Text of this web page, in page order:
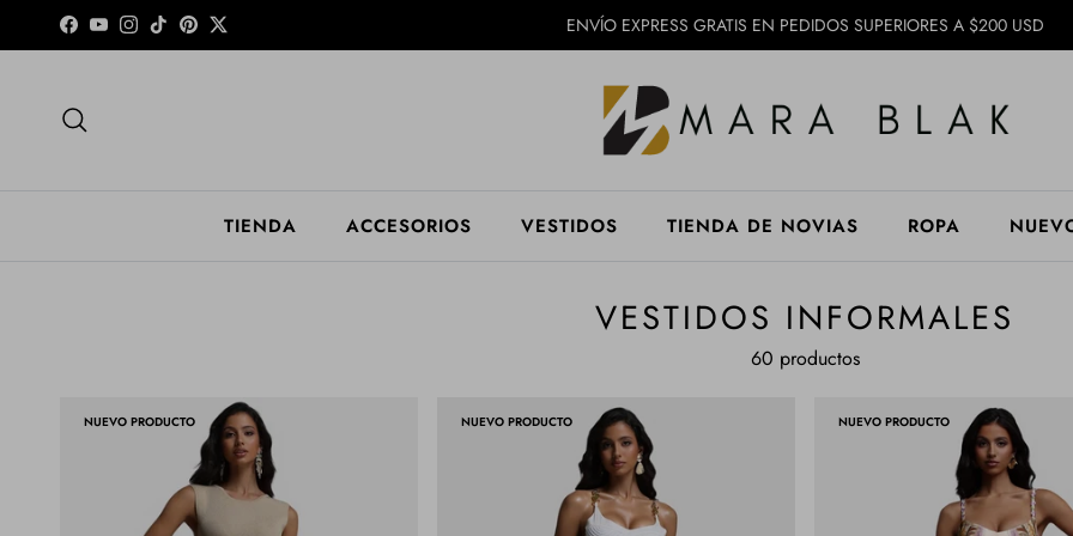
Ir al contenido
Facebook
YouTubeInstagram
TikTokPinterest
Twitter ENVÍO EXPRESS GRATIS EN PEDIDOS SUPERIORES A $200 USD
TIENDA ACCESORIOS VESTIDOS TIENDA DE NOVIAS ROPA
VESTIDOS INFORMALES
60 productos
NUEVO PRODUCTO NUEVO PRODUCTO NUEVO PRODUCTO